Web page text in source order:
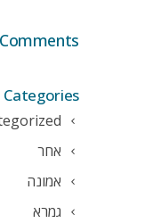
Categories
אחר
אמונה
גמרא